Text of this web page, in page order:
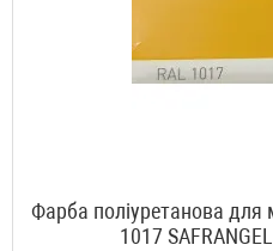
Фарба поліуретанова для
1017